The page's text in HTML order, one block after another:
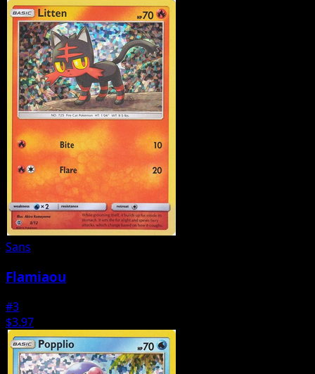
Sans
Flamiaou
#3
$3.97